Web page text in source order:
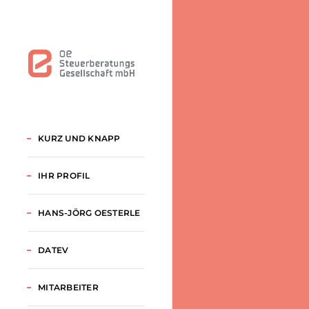
KURZ UND KNAPP
IHR PROFIL
HANS-JÖRG OESTERLE
DATEV
MITARBEITER